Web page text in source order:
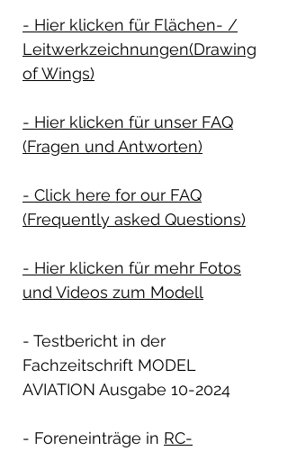
- Hier klicken für Flächen- /
Leitwerkzeichnungen(Drawing
of Wings)
- Hier klicken für unser FAQ
(Fragen und Antworten)
- Click here for our FAQ
(Frequently asked Questions)
- Hier klicken für mehr Fotos
und Videos zum Modell
- Testbericht in der
Fachzeitschrift MODEL
AVIATION Ausgabe 10-2024
- Foreneinträge in RC-